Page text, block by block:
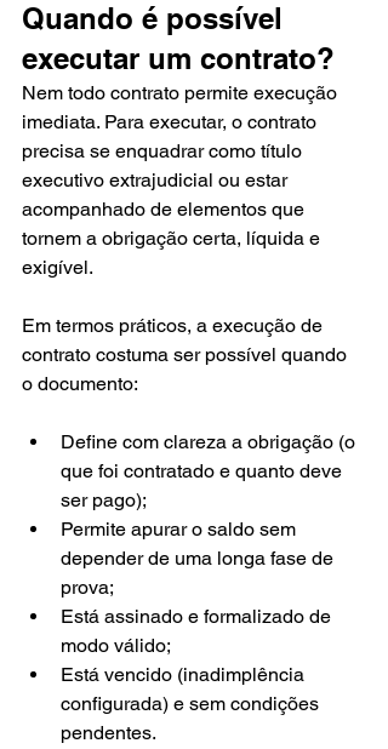
Quando é possível
executar um contrato?
Nem todo contrato permite execução
imediata. Para executar, o contrato
precisa se enquadrar como título
executivo extrajudicial ou estar
acompanhado de elementos que
tornem a obrigação certa, líquida e
exigível.
Em termos práticos, a execução de
contrato costuma ser possível quando
o documento:
Define com clareza a obrigação (o
que foi contratado e quanto deve
ser pago);
Permite apurar o saldo sem
depender de uma longa fase de
prova;
Está assinado e formalizado de
modo válido;
Está vencido (inadimplência
configurada) e sem condições
pendentes.